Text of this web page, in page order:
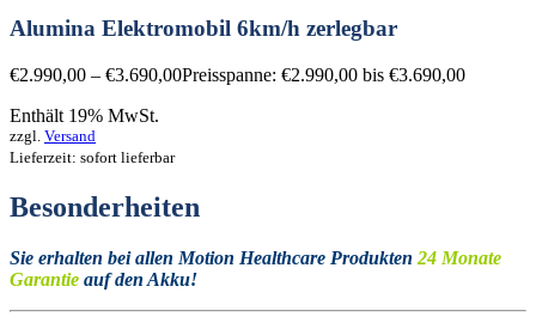
Alumina Elektromobil 6km/h zerlegbar
€2.990,00 – €3.690,00Preisspanne: €2.990,00 bis €3.690,00
Enthält 19% MwSt.
zzgl. Versand
Lieferzeit: sofort lieferbar
Besonderheiten
Sie erhalten bei allen Motion Healthcare Produkten 24 Monate
Garantie auf den Akku!